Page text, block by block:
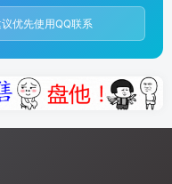
优先使用QQ联系